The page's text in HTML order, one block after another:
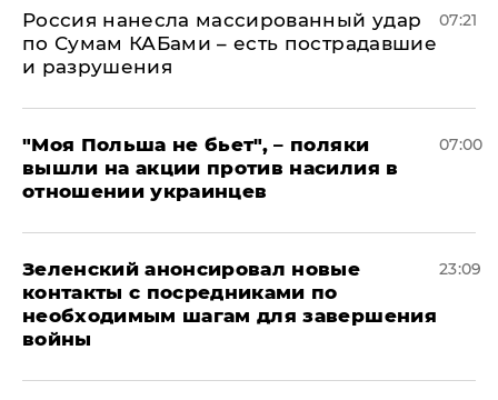
Россия нанесла массированный удар
по Сумам КАБами – есть пострадавшие
и разрушения
07:21
"Моя Польша не бьет", – поляки
вышли на акции против насилия в
отношении украинцев
07:00
Зеленский анонсировал новые
контакты с посредниками по
необходимым шагам для завершения
войны
23:09